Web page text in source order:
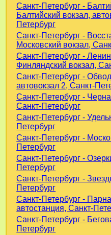
Санкт-Петербург -
Балтийский вокзал,
Петербург
Санкт-Петербург -
Московский вокзал,
Санкт-Петербург -
Финляндский вокзал,
Санкт-Петербург -
автовокзал 2, Санкт-
Санкт-Петербург -
Санкт-Петербург
Санкт-Петербург -
Петербург
Санкт-Петербург -
Петербург
Санкт-Петербург -
Петербург
Санкт-Петербург -
Петербург
Санкт-Петербург -
автостанция, Санкт-
Санкт-Петербург -
Петербург